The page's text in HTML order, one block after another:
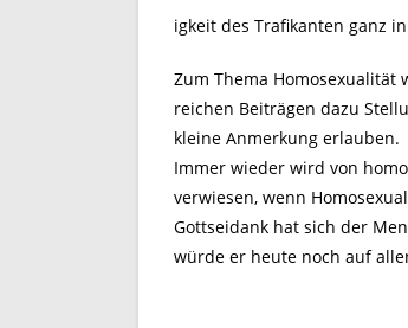
igkeit des Trafikanten ganz
Zum Thema
reichen Beiträgen dazu
kleine Anmerkung erlauben.
Immer wieder wird von
verwiesen, wenn
Gottseidank hat sich der
würde er heute noch auf